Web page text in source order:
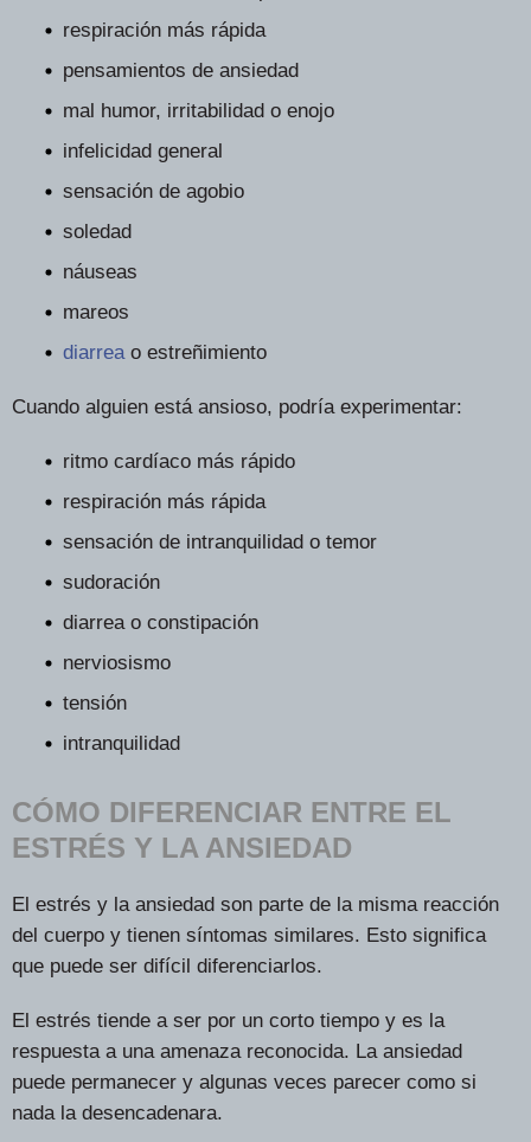
respiración más rápida
pensamientos de ansiedad
mal humor, irritabilidad o enojo
infelicidad general
sensación de agobio
soledad
náuseas
mareos
diarreao estreñimiento
Cuando alguien está ansioso, podría experimentar:
ritmo cardíaco más rápido
respiración más rápida
sensación de intranquilidad o temor
sudoración
diarrea o constipación
nerviosismo
tensión
intranquilidad
CÓMO DIFERENCIAR ENTRE EL
ESTRÉS Y LA ANSIEDAD
El estrés y la ansiedad son parte de la misma reacción
del cuerpo y tienen síntomas similares. Esto significa
que puede ser difícil diferenciarlos.
El estrés tiende a ser por un corto tiempo y es la
respuesta a una amenaza reconocida. La ansiedad
puede permanecer y algunas veces parecer como si
nada la desencadenara.